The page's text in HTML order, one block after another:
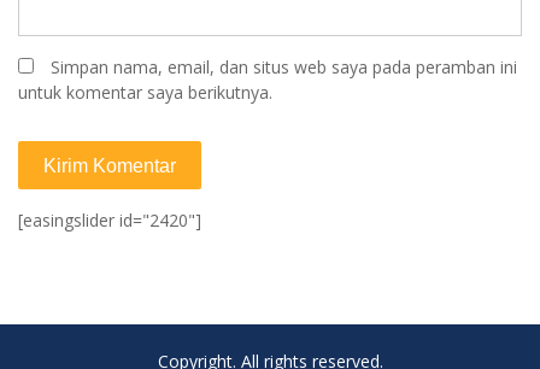
Simpan nama, email, dan situs web saya pada peramban ini
untuk komentar saya berikutnya.
[easingslider id="2420"]
Copyright. All rights reserved.